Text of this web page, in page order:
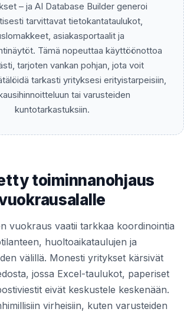
– ja AI Database Builder generoi
tarvittavat tietokantataulukot,
asiakasportaalit ja
Tämä nopeuttaa käyttöönottoa
tarjoten vankan pohjan, jota voit
tarkasti yrityksesi erityistarpeisiin,
tai varusteiden
kuntotarkastuksiin.
toiminnanohjaus
vuokraus vaatii tarkkaa koordinointia
huoltoaikataulujen ja
välillä. Monesti yritykset kärsivät
jossa Excel-taulukot, paperiset
eivät keskustele keskenään.
virheisiin, kuten varusteiden